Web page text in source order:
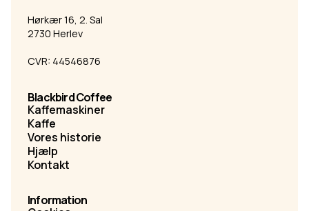
Hørkær 16, 2. Sal
2730 Herlev
CVR: 44546876
Blackbird Coffee
Kaffemaskiner
Kaffe
Vores historie
Hjælp
Kontakt
Information